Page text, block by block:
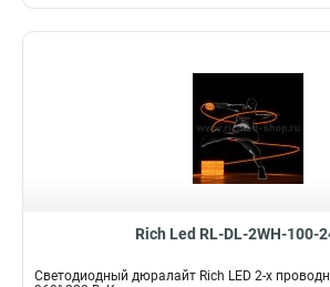
Rich Led RL-DL-2WH-100-
Светодиодный дюралайт Rich LED 2-х